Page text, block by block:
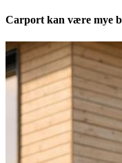
Carport kan være mye